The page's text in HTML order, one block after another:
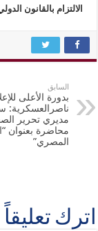
الالتزام بالقانون
السابق
بدورة الأعلى
ناصرالعسكرية:
مديري تحرير
محاضرة بعنوان
المصري”
اترك تعليقاً